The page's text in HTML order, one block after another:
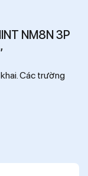
NM8N 3P
Các trường